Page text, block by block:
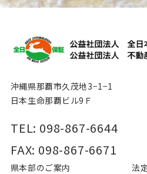
沖縄県那覇市久茂地3−1−1
日本生命那覇ビル9Ｆ
TEL: 098-867-6644
FAX: 098-867-6671
県本部のご案内
法